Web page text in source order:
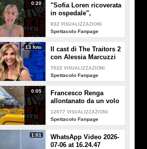
0:20
"Sofia Loren ricoverata
in ospedale",
Alessandra Mussolini
smentisce: "È serena e
832 VISUALIZZAZIONI
Spettacolo Fanpage
13 foto
Il cast di The Traitors 2
con Alessia Marcuzzi
7022 VISUALIZZAZIONI
Spettacolo Fanpage
0:05
Francesco Renga
allontanato da un volo
Ryanair dopo una
discussione con gli
12077 VISUALIZZAZIONI
Spettacolo Fanpage
1:01
WhatsApp Video 2026-
07-06 at 16.24.47